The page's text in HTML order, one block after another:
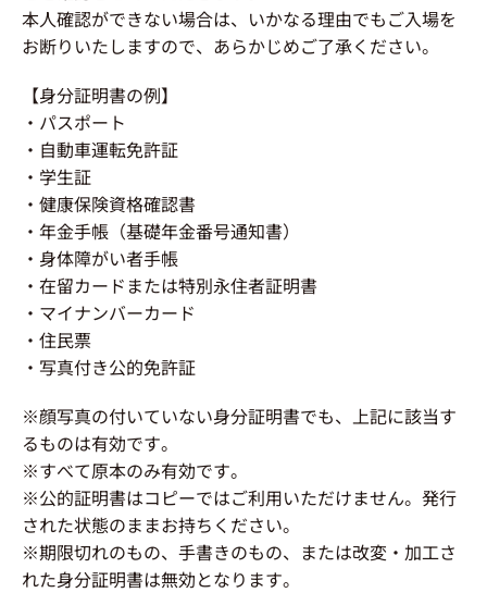
本人確認ができない場合は、いかなる理由でもご入場を
お断りいたしますので、あらかじめご了承ください。
【身分証明書の例】
・パスポート
・自動車運転免許証
・学生証
・健康保険資格確認書
・年金手帳（基礎年金番号通知書）
・身体障がい者手帳
・在留カードまたは特別永住者証明書
・マイナンバーカード
・住民票
・写真付き公的免許証
※顔写真の付いていない身分証明書でも、上記に該当す
るものは有効です。
※すべて原本のみ有効です。
※公的証明書はコピーではご利用いただけません。発行
された状態のままお持ちください。
※期限切れのもの、手書きのもの、または改変・加工さ
れた身分証明書は無効となります。